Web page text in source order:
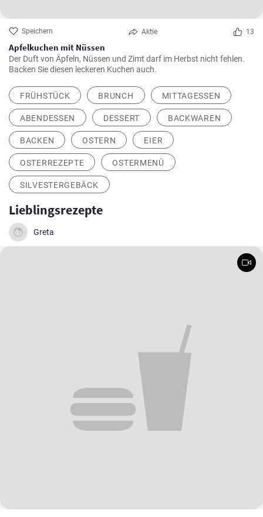
Speichern Aktie 13
Apfelkuchen mit Nüssen
Der Duft von Äpfeln, Nüssen und Zimt darf im Herbst nicht fehlen.
Backen Sie diesen leckeren Kuchen auch.
FRÜHSTÜCK BRUNCH MITTAGESSEN
ABENDESSEN DESSERT BACKWAREN
BACKEN OSTERN EIER
OSTERREZEPTE OSTERMENÜ
SILVESTERGEBÄCK
Lieblingsrezepte
Greta